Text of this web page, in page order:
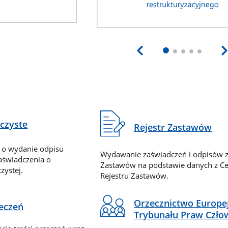
wydanie odpisu
o
Rejestr Zastawów
Wydawanie zaświadczeń i odpisów
Zastawów na podstawie danych z
Rejestru Zastawów.
Orzecznictwo
Trybunału Praw